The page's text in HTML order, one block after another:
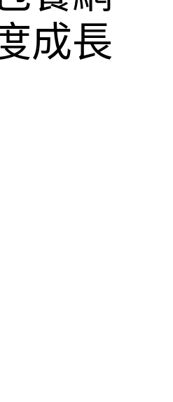
成長